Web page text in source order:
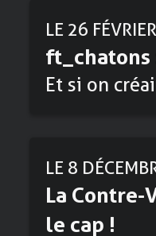
LE 26
ft_chatons
Et si on
LE 8
La
le cap !